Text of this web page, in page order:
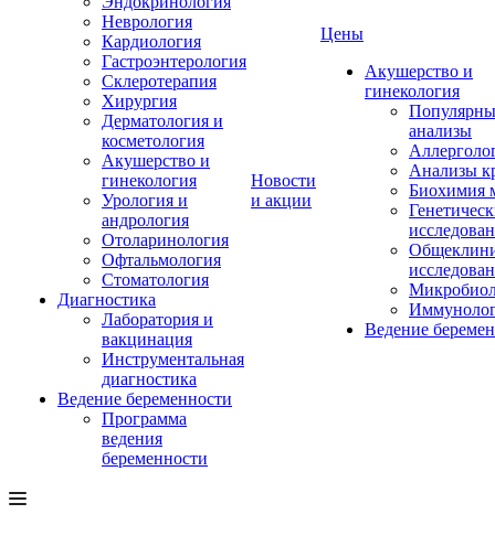
Неврология
Кардиология
Гастроэнтерология
Склеротерапия
Хирургия
Дерматология и
косметология
Акушерство и
гинекология
Урология и
андрология
Отоларинология
Офтальмология
Стоматология
Диагностика
Лаборатория и
вакцинация
Инструментальная
диагностика
Ведение беременности
Программа
ведения
беременности
Новости
и акции
Цены
Акушерство и
гинекология
анализы
Анализы
Биохимия
Ведение